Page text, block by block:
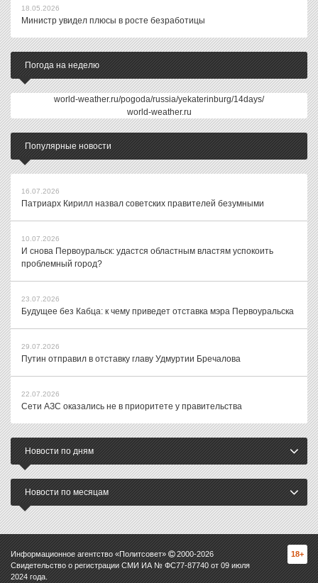
18.05.2026
Министр увидел плюсы в росте безработицы
Погода на неделю
world-weather.ru/pogoda/russia/yekaterinburg/14days/
world-weather.ru
Популярные новости
16.07.2026
Патриарх Кирилл назвал советских правителей безумными
10.07.2026
И снова Первоуральск: удастся областным властям успокоить
проблемный город?
23.07.2026
Будущее без Кабца: к чему приведет отставка мэра Первоуральска
29.07.2026
Путин отправил в отставку главу Удмуртии Бречалова
22.07.2026
Сети АЗС оказались не в приоритете у правительства
Новости по дням
Новости по месяцам
Информационное агентство «Политсовет» 2000-2026
Свидетельство о регистрации СМИ ИА № ФС77-87740 от 09 июля
2024 года.
18+